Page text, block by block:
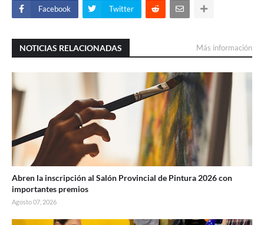
Facebook Twitter
NOTICIAS RELACIONADAS Más información
Abren la inscripción al Salón Provincial de Pintura 2026 con
importantes premios
Agosto 07, 2026